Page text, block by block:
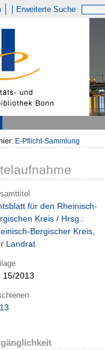
Erweiterte Suche
E-Pflicht-Sammlung
für den Rheinisch-
Kreis / Hrsg.:
Bergischer Kreis,
Landrat
15/2013